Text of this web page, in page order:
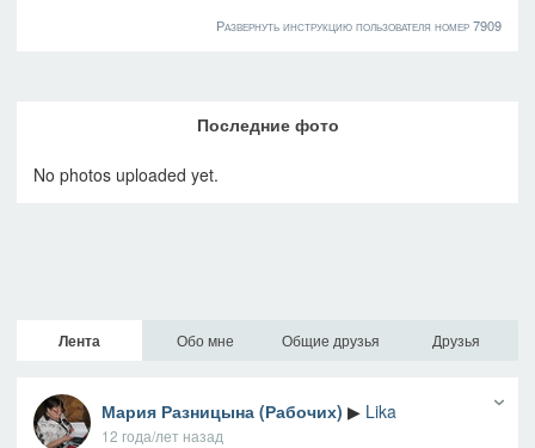
Развернуть инструкцию пользователя номер 7909
Последние фото
No photos uploaded yet.
Лента Обо мне Общие друзья Друзья
Мария Разницына (Рабочих) ▶ Lika
12 года/лет назад